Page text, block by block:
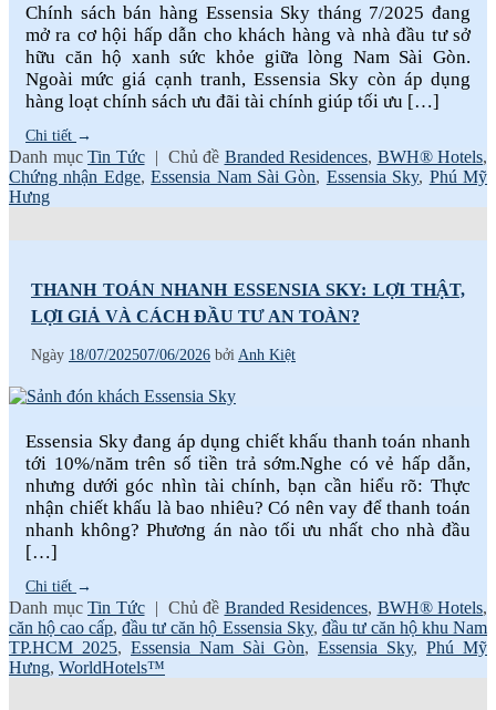
Chính sách bán hàng Essensia Sky tháng 7/2025 đang
mở ra cơ hội hấp dẫn cho khách hàng và nhà đầu tư sở
hữu căn hộ xanh sức khỏe giữa lòng Nam Sài Gòn.
Ngoài mức giá cạnh tranh, Essensia Sky còn áp dụng
hàng loạt chính sách ưu đãi tài chính giúp tối ưu […]
Chi tiết →
Danh mục Tin Tức | Chủ đề Branded Residences, BWH® Hotels,
Chứng nhận Edge,Essensia Nam Sài Gòn, Essensia Sky, Phú Mỹ
Hưng
THANH TOÁN NHANH ESSENSIA SKY: LỢI THẬT,
LỢI GIẢ VÀ CÁCH ĐẦU TƯ AN TOÀN?
Ngày 18/07/202507/06/2026 bởi Anh Kiệt
Essensia Sky đang áp dụng chiết khấu thanh toán nhanh
tới 10%/năm trên số tiền trả sớm.Nghe có vẻ hấp dẫn,
nhưng dưới góc nhìn tài chính, bạn cần hiểu rõ: Thực
nhận chiết khấu là bao nhiêu? Có nên vay để thanh toán
nhanh không? Phương án nào tối ưu nhất cho nhà đầu
[…]
Chi tiết →
Danh mục Tin Tức | Chủ đề Branded Residences, BWH® Hotels,
căn hộ cao cấp,đầu tư căn hộ Essensia Sky, đầu tư căn hộ khu Nam
TP.HCM 2025, Essensia Nam Sài Gòn, Essensia Sky, Phú Mỹ
Hưng, WorldHotels™